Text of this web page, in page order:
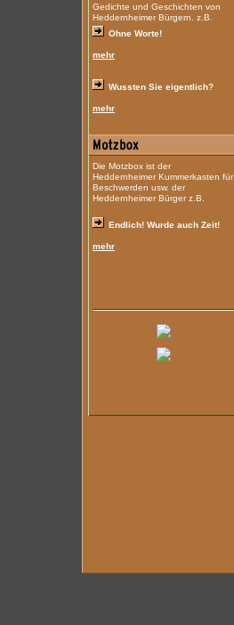
Gedichte und Geschichten von
Heddernheimer Bürgern. z.B.
Ohne Worte!
mehr
Wussten Sie eigentlich?
mehr
Die Motzbox ist der
Heddernheimer Kummerkasten für
Beschwerden usw. der
Heddernheimer Bürger z.B.
Endlich! Wurde auch Zeit!
mehr